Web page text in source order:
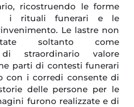
ricostruendo le forme
i rituali funerari e le
Le lastre non
soltanto come
di straordinario valore
parti di contesti funerari
con i corredi consente di
delle persone per le
furono realizzate e di